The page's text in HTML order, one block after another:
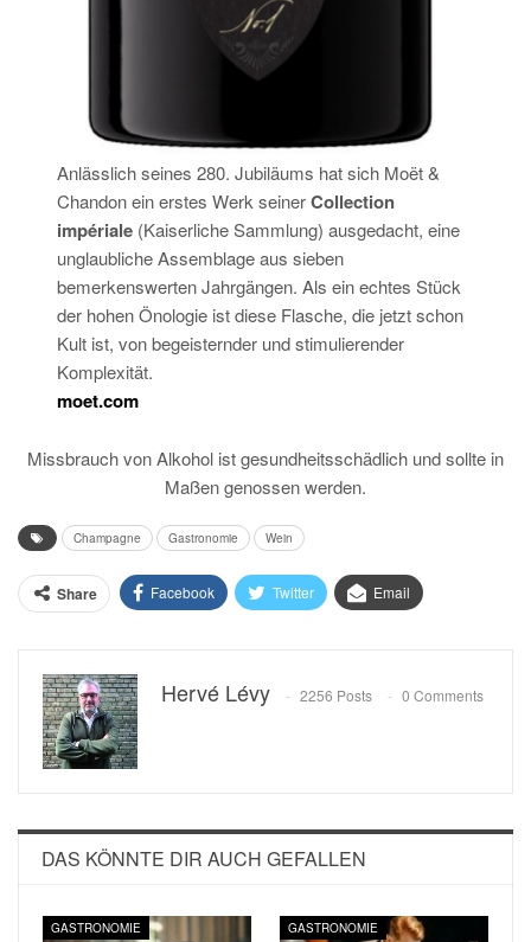
Anlässlich seines 280. Jubiläums hat sich Moët &
Chandon ein erstes Werk seinerCollection
impériale (Kaiserliche Sammlung) ausgedacht, eine
unglaubliche Assemblage aus sieben
bemerkenswerten Jahrgängen. Als ein echtes Stück
der hohen Önologie ist diese Flasche, die jetzt schon
Kult ist, von begeisternder und stimulierender
Komplexität.
moet.com
Missbrauch von Alkohol ist gesundheitsschädlich und sollte in
Maßen genossen werden.
Champagne Gastronomie Wein
Share Facebook Twitter Email
Hervé Lévy 2256 Posts 0 Comments
DAS KÖNNTE DIR AUCH GEFALLEN
GASTRONOMIE GASTRONOMIE